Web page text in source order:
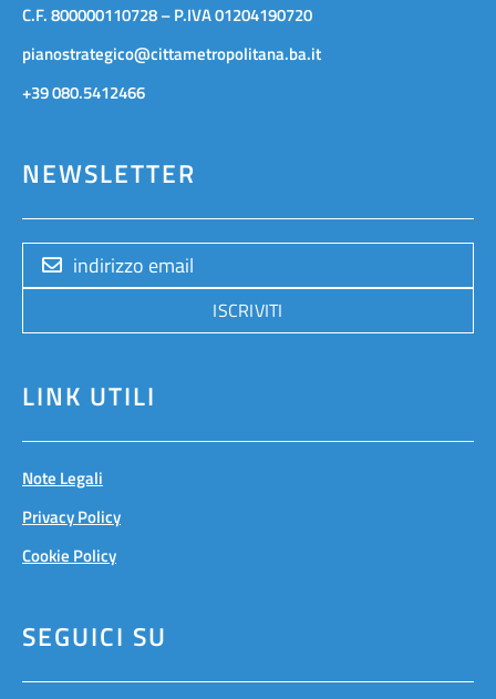
C.F. 800000110728 – P.IVA 01204190720
pianostrategico@cittametropolitana.ba.it
+39 080.5412466
NEWSLETTER
ISCRIVITI
LINK UTILI
Note Legali
Privacy Policy
Cookie Policy
SEGUICI SU